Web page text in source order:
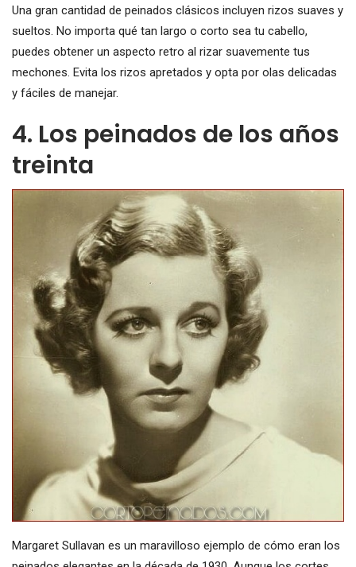
Una gran cantidad de peinados clásicos incluyen rizos suaves y
sueltos. No importa qué tan largo o corto sea tu cabello,
puedes obtener un aspecto retro al rizar suavemente tus
mechones. Evita los rizos apretados y opta por olas delicadas
y fáciles de manejar.
4. Los peinados de los años
treinta
Margaret Sullavan es un maravilloso ejemplo de cómo eran los